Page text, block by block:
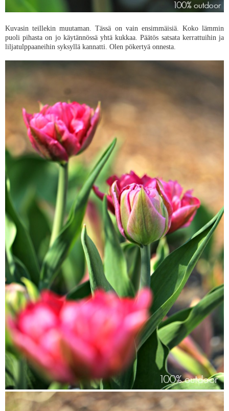
Kuvasin teillekin muutaman. Tässä on vain ensimmäisiä. Koko lämmin
puoli pihasta on jo käytännössä yhtä kukkaa. Päätös satsata kerrattuihin ja
liljatulppaaneihin syksyllä kannatti. Olen pökertyä onnesta.